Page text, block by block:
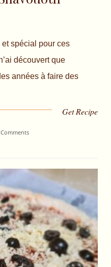
spécial pour ces
découvert que
années à faire des
Get Recipe